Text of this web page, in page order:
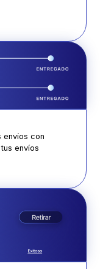
envíos con
envíos